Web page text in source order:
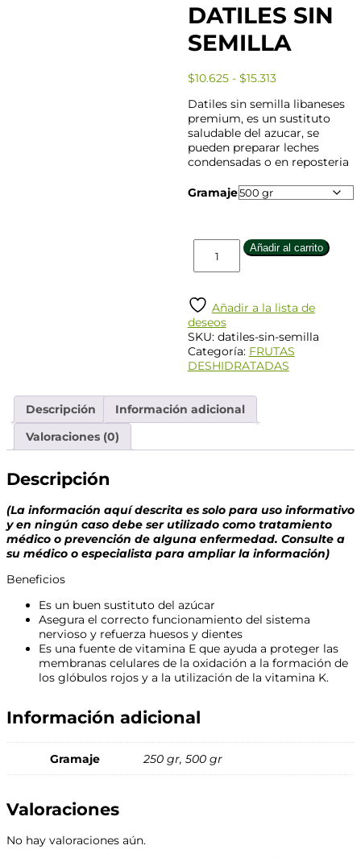
DATILES SIN
SEMILLA
$10.625 - $15.313
Datiles sin semilla libaneses
premium, es un sustituto
saludable del azucar, se
pueden preparar leches
condensadas o en reposteria
Gramaje
Añadir al carrito
Añadir a la lista de
deseos
SKU: datiles-sin-semilla
Categoría: FRUTAS
DESHIDRATADAS
Descripción
Información adicional
Valoraciones (0)
Descripción
(La información aquí descrita es solo para uso informativo
y en ningún caso debe ser utilizado como tratamiento
médico o prevención de alguna enfermedad. Consulte a
su médico o especialista para ampliar la información)
Beneficios
Es un buen sustituto del azúcar
Asegura el correcto funcionamiento del sistema
nervioso y refuerza huesos y dientes
Es una fuente de vitamina E que ayuda a proteger las
membranas celulares de la oxidación a la formación de
los glóbulos rojos y a la utilización de la vitamina K.
Información adicional
Gramaje 250 gr, 500 gr
Valoraciones
No hay valoraciones aún.